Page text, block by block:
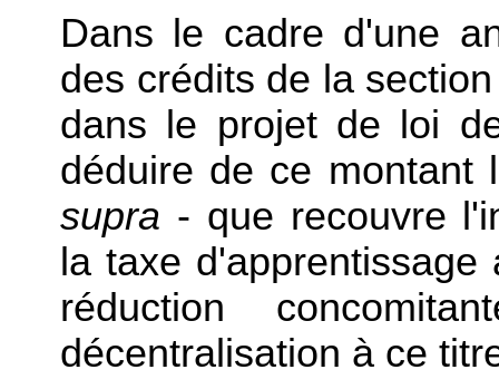
Dans le cadre d'une
des crédits de la
dans le projet de loi
déduire de ce montant
supra - que recouvre
la taxe
réduction
décentralisation à ce